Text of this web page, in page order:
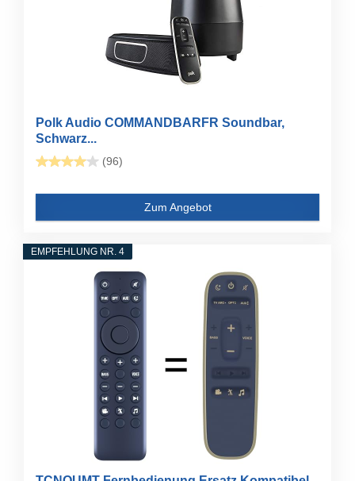
Polk Audio COMMANDBARFR Soundbar,
Schwarz...
(96)
Zum Angebot
EMPFEHLUNG NR. 4